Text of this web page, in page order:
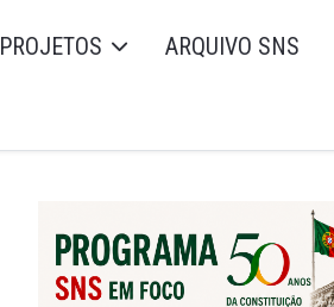
PROJETOS ARQUIVO SNS